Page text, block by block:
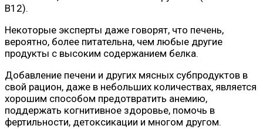
В12).
Некоторые эксперты даже говорят, что печень,
вероятно, более питательна, чем любые другие
продукты с высоким содержанием белка.
Добавление печени и других мясных субпродуктов в
свой рацион, даже в небольших количествах, является
хорошим способом предотвратить анемию,
поддержать когнитивное здоровье, помочь в
фертильности, детоксикации и многом другом.